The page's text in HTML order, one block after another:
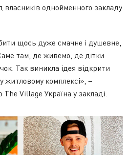
власників однойменного закладу
щось дуже смачне і душевне,
там, де живемо, де дітки
Так виникла ідея відкрити
житловому комплексі», –
Village Україна у закладі.